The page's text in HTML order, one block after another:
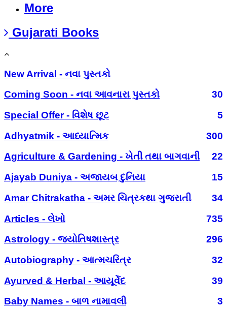
More
Gujarati Books
New Arrival - નવા પુસ્તકો
Coming Soon - નવા આવનારા પુસ્તકો
30
Special Offer - વિશેષ છૂટ
5
Adhyatmik - આધ્યાત્મિક
300
Agriculture & Gardening - ખેતી તથા બાગવાની
22
Ajayab Duniya - અજાયબ દુનિયા
15
Amar Chitrakatha - અમર ચિત્રકથા ગુજરાતી
34
Articles - લેખો
735
Astrology - જ્યોતિષશાસ્ત્ર
296
Autobiography - આત્મચરિત્ર
32
Ayurved & Herbal - આયૂર્વેદ
39
Baby Names - બાળ નામાવલી
3